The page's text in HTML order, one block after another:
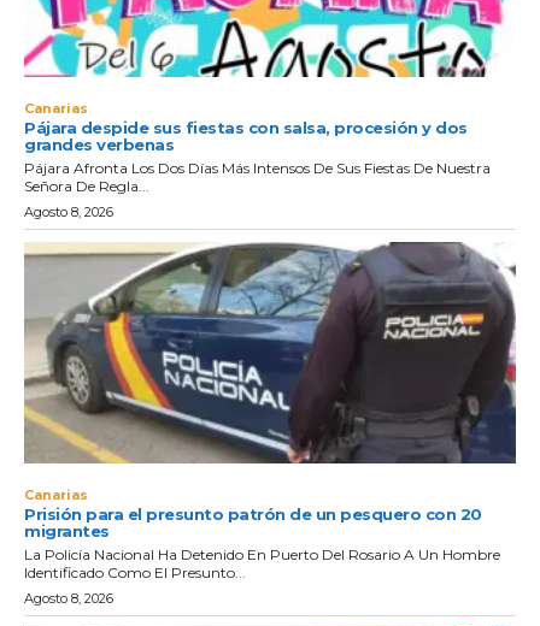
Canarias
Pájara despide sus fiestas con salsa, procesión y dos
grandes verbenas
Pájara Afronta Los Dos Días Más Intensos De Sus Fiestas De Nuestra
Señora De Regla...
Agosto 8, 2026
Canarias
Prisión para el presunto patrón de un pesquero con 20
migrantes
La Policía Nacional Ha Detenido En Puerto Del Rosario A Un Hombre
Identificado Como El Presunto...
Agosto 8, 2026